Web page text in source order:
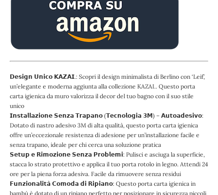
𝗗𝗲𝘀𝗶𝗴𝗻 𝗨𝗻𝗶𝗰𝗼 𝗞𝗔𝗭𝗔𝗜.: Scopri il design minimalista di Berlino con ‘Leif’,
un’elegante e moderna aggiunta alla collezione KAZAI.. Questo porta
carta igienica da muro valorizza il decor del tuo bagno con il suo stile
unico
𝗜𝗻𝘀𝘁𝗮𝗹𝗹𝗮𝘇𝗶𝗼𝗻𝗲 𝗦𝗲𝗻𝘇𝗮 𝗧𝗿𝗮𝗽𝗮𝗻𝗼 (𝗧𝗲𝗰𝗻𝗼𝗹𝗼𝗴𝗶𝗮 𝟯𝗠) – 𝗔𝘂𝘁𝗼𝗮𝗱𝗲𝘀𝗶𝘃𝗼:
Dotato di nastro adesivo 3M di alta qualità, questo porta carta igienica
offre un’eccezionale resistenza di adesione per un’installazione facile e
senza trapano, ideale per chi cerca una soluzione pratica
𝗦𝗲𝘁𝘂𝗽 𝗲 𝗥𝗶𝗺𝗼𝘇𝗶𝗼𝗻𝗲 𝗦𝗲𝗻𝘇𝗮 𝗣𝗿𝗼𝗯𝗹𝗲𝗺𝗶: Pulisci e asciuga la superficie,
stacca lo strato protettivo e applica il tuo porta rotolo in legno. Attendi 24
ore per la piena forza adesiva. Facile da rimuovere senza residui
𝗙𝘂𝗻𝘇𝗶𝗼𝗻𝗮𝗹𝗶𝘁𝗮̀ 𝗖𝗼𝗺𝗼𝗱𝗮 𝗱𝗶 𝗥𝗶𝗽𝗶𝗮𝗻𝗼: Questo porta carta igienica in
bambù è dotato di un ripiano perfetto per posizionare in sicurezza piccoli